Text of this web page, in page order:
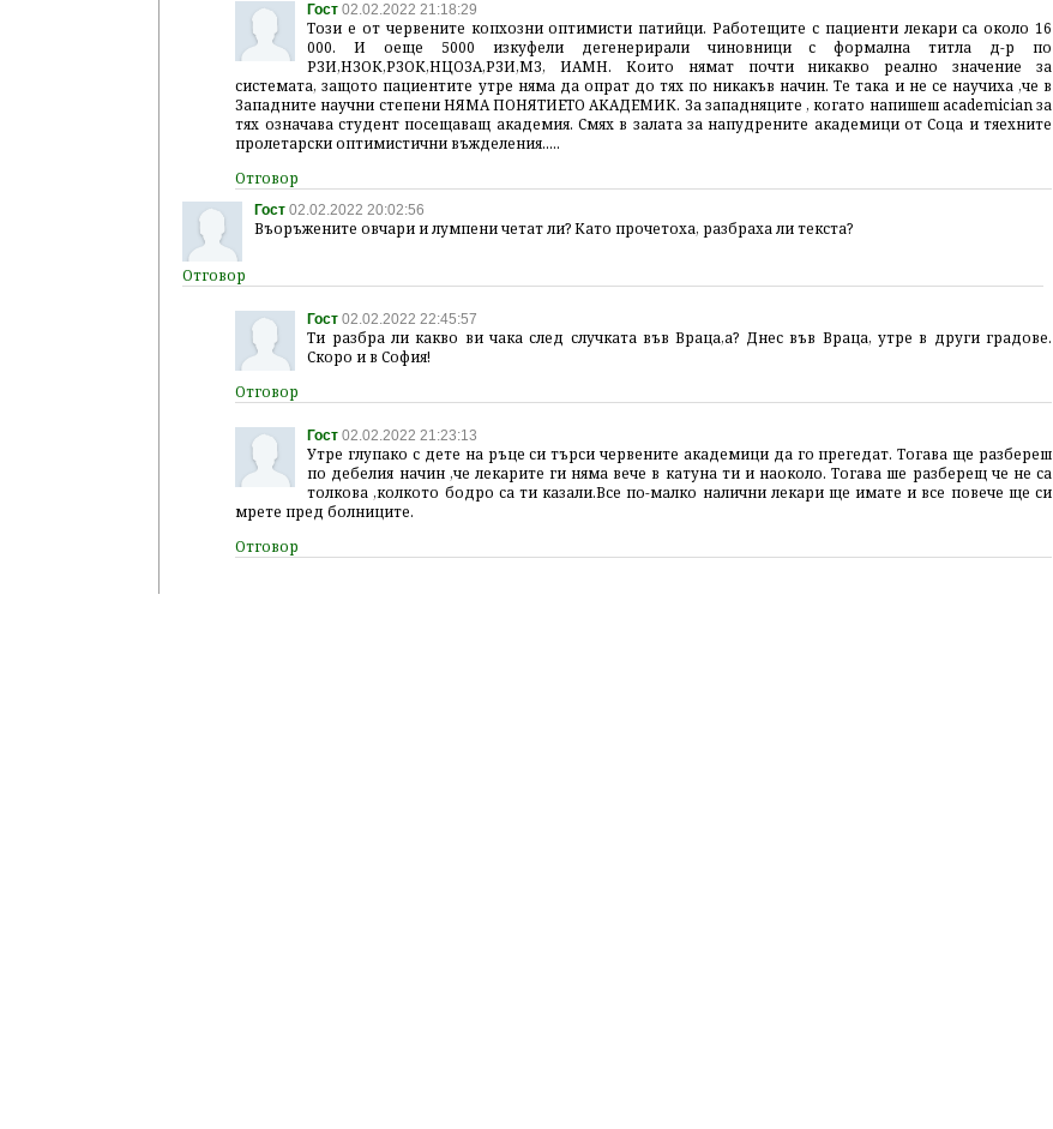
Гост 02.02.2022 21:18:29
Този е от червените копхозни оптимисти патийци. Работещите с пациенти лекари са около 16
000. И оеще 5000 изкуфели дегенерирали чиновници с формална титла д-р по
РЗИ,НЗОК,РЗОК,НЦОЗА,РЗИ,МЗ, ИАМН. Които нямат почти никакво реално значение за
системата, защото пациентите утре няма да опрат до тях по никакъв начин. Те така и не се научиха ,че в
Западните научни степени НЯМА ПОНЯТИЕТО АКАДЕМИК. За западняците , когато напишеш academician за
тях означава студент посещаващ академия. Смях в залата за напудрените академици от Соца и тяехните
пролетарски оптимистични въжделения.....
Гост 02.02.2022 20:02:56
Въоръжените овчари и лумпени четат ли? Като прочетоха, разбраха ли текста?
Гост 02.02.2022 22:45:57
Ти разбра ли какво ви чака след случката във Враца,а? Днес във Враца, утре в други градове.
Скоро и в София!
Гост 02.02.2022 21:23:13
Утре глупако с дете на ръце си търси червените академици да го прегедат. Тогава ще разбереш
по дебелия начин ,че лекарите ги няма вече в катуна ти и наоколо. Тогава ше разберещ че не са
толкова ,колкото бодро са ти казали.Все по-малко налични лекари ще имате и все повече ще си
мрете пред болниците.